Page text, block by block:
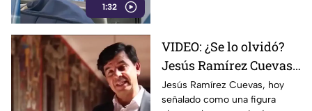
1:32
VIDEO: ¿Se lo olvidó?
Jesús Ramírez Cuevas,
figura clave en la
estrategia de censura
Jesús Ramírez Cuevas, hoy
señalado como una figura